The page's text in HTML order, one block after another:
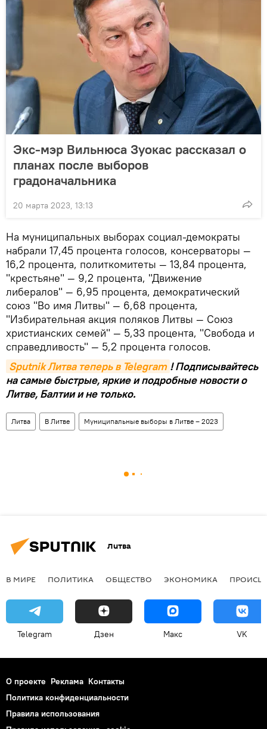
Экс-мэр Вильнюса Зуокас рассказал о
планах после выборов
градоначальника
20 марта 2023, 13:13
На муниципальных выборах социал-демократы
набрали 17,45 процента голосов, консерваторы —
16,2 процента, политкомитеты — 13,84 процента,
"крестьяне" — 9,2 процента, "Движение
либералов" — 6,95 процента, демократический
союз "Во имя Литвы" — 6,68 процента,
"Избирательная акция поляков Литвы — Союз
христианских семей" — 5,33 процента, "Свобода и
справедливость" — 5,2 процента голосов.
Sputnik Литва теперь в Telegram ! Подписывайтесь
на самые быстрые, яркие и подробные новости о
Литве, Балтии и не только.
Литва В Литве Муниципальные выборы в Литве – 2023
Литва
В МИРЕ ПОЛИТИКА ОБЩЕСТВО ЭКОНОМИКА
Telegram Дзен Макс VK
О проекте Реклама Контакты
Политика конфиденциальности
Правила использования